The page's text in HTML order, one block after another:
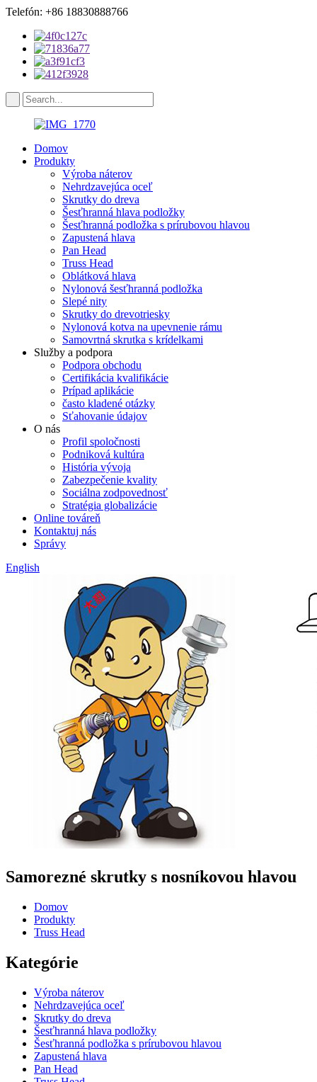
Telefón: +86 18830888766
Domov
Produkty
Výroba náterov
Nehrdzavejúca oceľ
Skrutky do dreva
Šesťhranná hlava podložky
Šesťhranná podložka s prírubovou hlavou
Zapustená hlava
Pan Head
Truss Head
Oblátková hlava
Nylonová šesťhranná podložka
Slepé nity
Skrutky do drevotriesky
Nylonová kotva na upevnenie rámu
Samovrtná skrutka s krídelkami
Služby a podpora
Podpora obchodu
Certifikácia kvalifikácie
Prípad aplikácie
často kladené otázky
Sťahovanie údajov
O nás
Profil spoločnosti
Podniková kultúra
História vývoja
Zabezpečenie kvality
Sociálna zodpovednosť
Stratégia globalizácie
Online továreň
Kontaktuj nás
Správy
English
Samorezné skrutky s nosníkovou hlavou
Domov
Produkty
Truss Head
Kategórie
Výroba náterov
Nehrdzavejúca oceľ
Skrutky do dreva
Šesťhranná hlava podložky
Šesťhranná podložka s prírubovou hlavou
Zapustená hlava
Pan Head